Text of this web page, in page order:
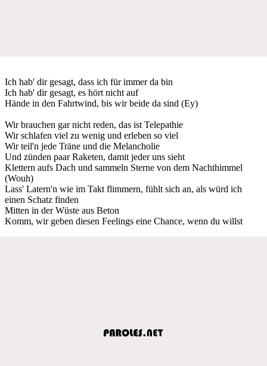
Ich hab' dir gesagt, dass ich für immer da bin
Ich hab' dir gesagt, es hört nicht auf
Hände in den Fahrtwind, bis wir beide da sind (Ey)
Wir brauchen gar nicht reden, das ist Telepathie
Wir schlafen viel zu wenig und erleben so viel
Wir teil'n jede Träne und die Melancholie
Und zünden paar Raketen, damit jeder uns sieht
Klettern aufs Dach und sammeln Sterne von dem Nachthimmel
(Wouh)
Lass' Latern'n wie im Takt flimmern, fühlt sich an, als würd ich
einen Schatz finden
Mitten in der Wüste aus Beton
Komm, wir geben diesen Feelings eine Chance, wenn du willst